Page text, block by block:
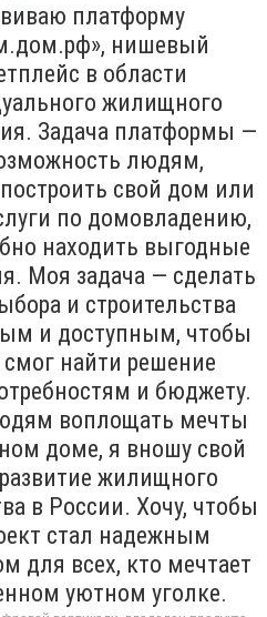
платформу
нишевый
в области
жилищного
Задача платформы —
людям,
свой дом или
по домовладению,
находить выгодные
Моя задача — сделать
и строительства
и доступным, чтобы
найти решение
и бюджету.
воплощать мечты
доме, я вношу свой
жилищного
в России. Хочу, чтобы
стал надежным
для всех, кто мечтает
уютном уголке.